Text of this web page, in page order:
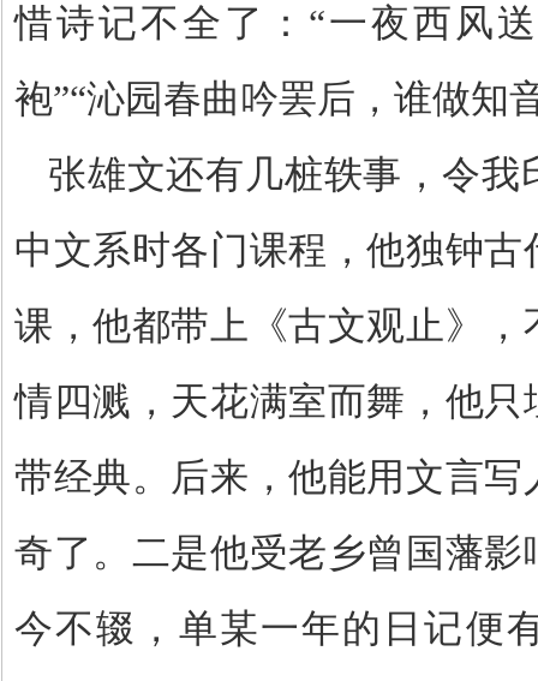
惜诗记不全了：“一夜西风
袍”“沁园春曲吟罢后，谁做知
张雄文还有几桩轶事，令我
中文系时各门课程，他独钟
课，他都带上《古文观止》
情四溅，天花满室而舞，他
带经典。后来，他能用文言
奇了。二是他受老乡曾国藩
今不辍，单某一年的日记便